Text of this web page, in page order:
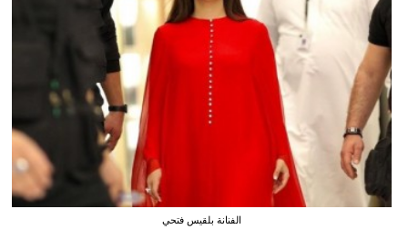
الفنانة بلقيس فتحي